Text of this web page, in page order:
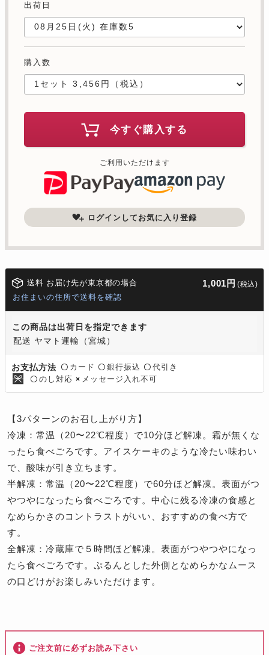
出荷日
購入数
今すぐ購入する
ご利用いただけます
ログインしてお気に入り登録
送料 お届け先が東京都の場合 1,001円 (税込)
お住まいの住所で送料を確認
この商品は出荷日を指定できます
配送 ヤマト運輸（宮城）
お支払方法 〇 カード 〇 銀行振込 〇 代引き
〇 のし対応 × メッセージ入れ不可
【3パターンのお召し上がり方】
冷凍：常温（20〜22℃程度）で10分ほど解凍。霜が無くな
ったら食べごろです。アイスケーキのような冷たい味わい
で、酸味が引き立ちます。
半解凍：常温（20〜22℃程度）で60分ほど解凍。表面がつ
やつやになったら食べごろです。中心に残る冷凍の食感と
なめらかさのコントラストがいい、おすすめの食べ方で
す。
全解凍：冷蔵庫で５時間ほど解凍。表面がつやつやになっ
たら食べごろです。ぷるんとした外側となめらかなムース
の口どけがお楽しみいただけます。
ご注文前に必ずお読み下さい